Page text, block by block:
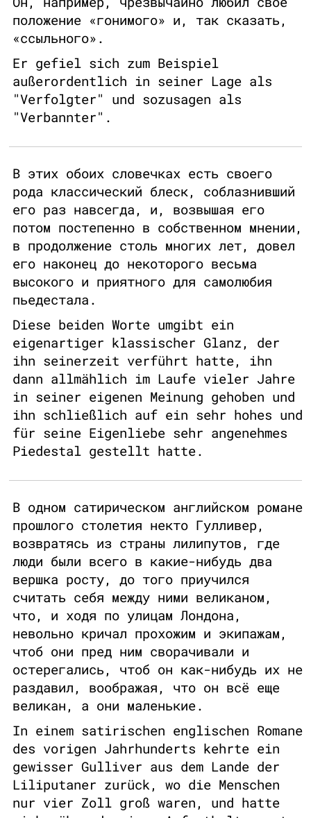
положение «гонимого» и, так сказать,
«ссыльного».
Er gefiel sich zum Beispiel
außerordentlich in seiner Lage als
"Verfolgter" und sozusagen als
"Verbannter".
В этих обоих словечках есть своего
рода классический блеск, соблазнивший
его раз навсегда, и, возвышая его
потом постепенно в собственном мнении,
в продолжение столь многих лет, довел
его наконец до некоторого весьма
высокого и приятного для самолюбия
пьедестала.
Diese beiden Worte umgibt ein
eigenartiger klassischer Glanz, der
ihn seinerzeit verführt hatte, ihn
dann allmählich im Laufe vieler Jahre
in seiner eigenen Meinung gehoben und
ihn schließlich auf ein sehr hohes und
für seine Eigenliebe sehr angenehmes
Piedestal gestellt hatte.
В одном сатирическом английском романе
прошлого столетия некто Гулливер,
возвратясь из страны лилипутов, где
люди были всего в какие-нибудь два
вершка росту, до того приучился
считать себя между ними великаном,
что, и ходя по улицам Лондона,
невольно кричал прохожим и экипажам,
чтоб они пред ним сворачивали и
остерегались, чтоб он как-нибудь их не
раздавил, воображая, что он всё еще
великан, а они маленькие.
In einem satirischen englischen Romane
des vorigen Jahrhunderts kehrte ein
gewisser Gulliver aus dem Lande der
Liliputaner zurück, wo die Menschen
nur vier Zoll groß waren, und hatte